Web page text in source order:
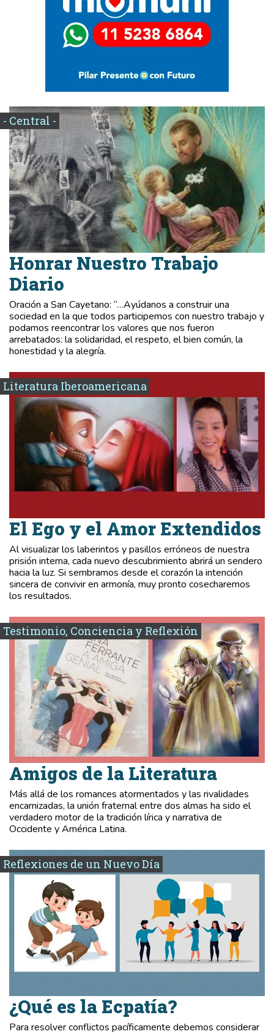
- Central -
Honrar Nuestro Trabajo
Diario
Oración a San Cayetano: “…Ayúdanos a construir una
sociedad en la que todos participemos con nuestro trabajo y
podamos reencontrar los valores que nos fueron
arrebatados: la solidaridad, el respeto, el bien común, la
honestidad y la alegría.
Literatura Iberoamericana
El Ego y el Amor Extendidos
Al visualizar los laberintos y pasillos erróneos de nuestra
prisión interna, cada nuevo descubrimiento abrirá un sendero
hacia la luz. Si sembramos desde el corazón la intención
sincera de convivir en armonía, muy pronto cosecharemos
los resultados.
Testimonio, Conciencia y Reflexión
Amigos de la Literatura
Más allá de los romances atormentados y las rivalidades
encarnizadas, la unión fraternal entre dos almas ha sido el
verdadero motor de la tradición lírica y narrativa de
Occidente y América Latina.
Reflexiones de un Nuevo Día
¿Qué es la Ecpatía?
Para resolver conflictos pacíficamente debemos considerar